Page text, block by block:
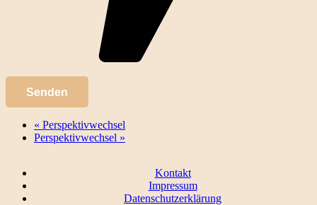
« Perspektivwechsel
Perspektivwechsel »
Kontakt
Impressum
Datenschutzerklärung